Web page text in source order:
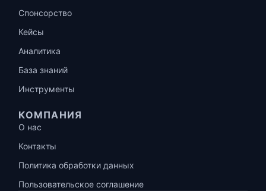
Спонсорство
Кейсы
Аналитика
База знаний
Инструменты
КОМПАНИЯ
О нас
Контакты
Политика обработки данных
Пользовательское соглашение